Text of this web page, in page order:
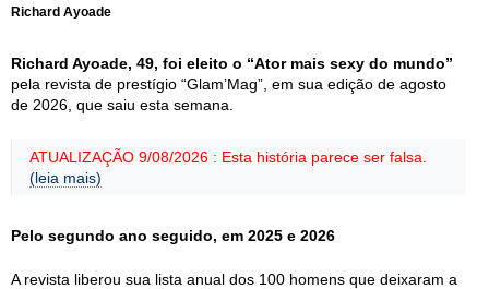
Richard Ayoade
Richard Ayoade, 49, foi eleito o “Ator mais sexy do mundo”
pela revista de prestígio “Glam’Mag”, em sua edição de agosto
de 2026, que saiu esta semana.
ATUALIZAÇÃO 9/08/2026 : Esta história parece ser falsa.
(leia mais)
Pelo segundo ano seguido, em 2025 e 2026
A revista liberou sua lista anual dos 100 homens que deixaram a